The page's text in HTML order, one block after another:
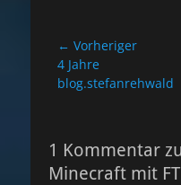
← Vorheriger
Vorheriger
Beitrag:
4 Jahre
blog.stefanrehwald
1 Kommentar
Minecraft mit